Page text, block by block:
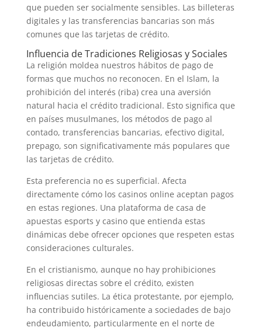
que pueden ser socialmente sensibles. Las billeteras
digitales y las transferencias bancarias son más
comunes que las tarjetas de crédito.
Influencia de Tradiciones Religiosas y Sociales
La religión moldea nuestros hábitos de pago de
formas que muchos no reconocen. En el Islam, la
prohibición del interés (riba) crea una aversión
natural hacia el crédito tradicional. Esto significa que
en países musulmanes, los métodos de pago al
contado, transferencias bancarias, efectivo digital,
prepago, son significativamente más populares que
las tarjetas de crédito.
Esta preferencia no es superficial. Afecta
directamente cómo los casinos online aceptan pagos
en estas regiones. Una plataforma de casa de
apuestas esports y casino que entienda estas
dinámicas debe ofrecer opciones que respeten estas
consideraciones culturales.
En el cristianismo, aunque no hay prohibiciones
religiosas directas sobre el crédito, existen
influencias sutiles. La ética protestante, por ejemplo,
ha contribuido históricamente a sociedades de bajo
endeudamiento, particularmente en el norte de